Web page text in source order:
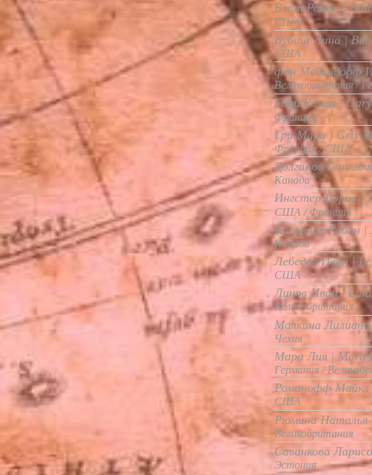
Блат Роман | Blat
США
Бубиш Лина |
США
фон Мейендорф
Великобритания /
Гари Ромен |
Франция
Гри Мара | Griy
Франция / США
Долганов
Канада
Ингстер Борис |
США / Франция
Касъянов Робин |
Канада
Лебедев Иван |
США
Линов Иван |
Великобритания
Малкина
Чехия
Мара Лия | Mara
Германия /
Романофф Майкл
США
Рюмина Наталья
Великобритания
Саванкова
Эстония